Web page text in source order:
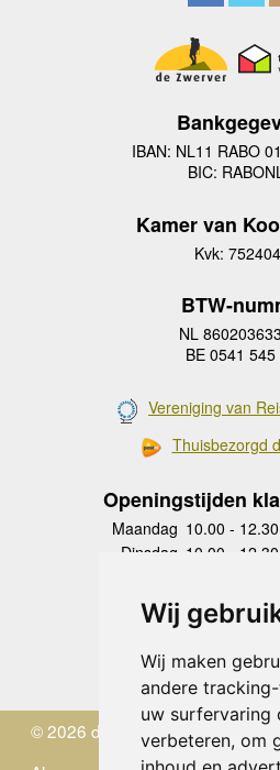
Wij
Wij maken
andere
uw surfervaring
verbeteren, om
IBAN: NL11 RABO
BIC:
Kamer van
Kvk:
BTW-
NL
BE 0541
Vereniging van
Thuisbezorgd
Openingstijden
Maandag 10.00 -
Dinsdag 10.00 -
Donderdag
10.00 -
Vrijdag 10.00 -
Zaterdag
Zondag
© 2026 de Zwerver